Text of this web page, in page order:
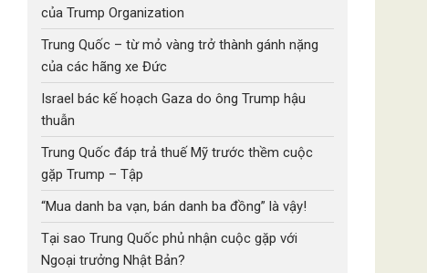
của Trump Organization
Trung Quốc – từ mỏ vàng trở thành gánh nặng
của các hãng xe Đức
Israel bác kế hoạch Gaza do ông Trump hậu
thuẫn
Trung Quốc đáp trả thuế Mỹ trước thềm cuộc
gặp Trump – Tập
“Mua danh ba vạn, bán danh ba đồng” là vậy!
Tại sao Trung Quốc phủ nhận cuộc gặp với
Ngoại trưởng Nhật Bản?